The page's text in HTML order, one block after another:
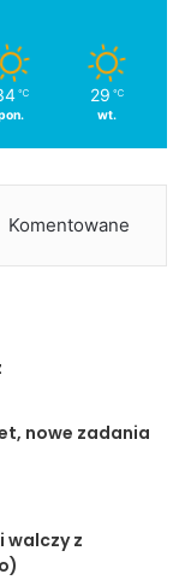
℃ 29 ℃
wt.
Komentowane
nowe zadania
walczy z